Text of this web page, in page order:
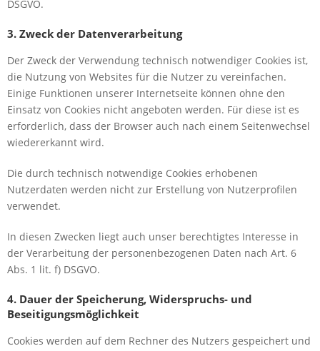
DSGVO.
3. Zweck der Datenverarbeitung
Der Zweck der Verwendung technisch notwendiger Cookies ist,
die Nutzung von Websites für die Nutzer zu vereinfachen.
Einige Funktionen unserer Internetseite können ohne den
Einsatz von Cookies nicht angeboten werden. Für diese ist es
erforderlich, dass der Browser auch nach einem Seitenwechsel
wiedererkannt wird.
Die durch technisch notwendige Cookies erhobenen
Nutzerdaten werden nicht zur Erstellung von Nutzerprofilen
verwendet.
In diesen Zwecken liegt auch unser berechtigtes Interesse in
der Verarbeitung der personenbezogenen Daten nach Art. 6
Abs. 1 lit. f) DSGVO.
4. Dauer der Speicherung, Widerspruchs- und
Beseitigungsmöglichkeit
Cookies werden auf dem Rechner des Nutzers gespeichert und